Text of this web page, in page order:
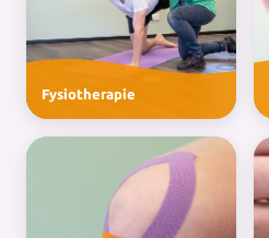
Fysiotherapie